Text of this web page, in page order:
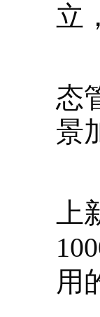
立
态
景
上
用